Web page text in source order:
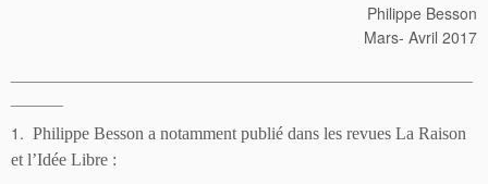
Philippe Besson
Mars- Avril 2017
1. Philippe Besson a notamment publié dans les revues La Raison
et l’Idée Libre :